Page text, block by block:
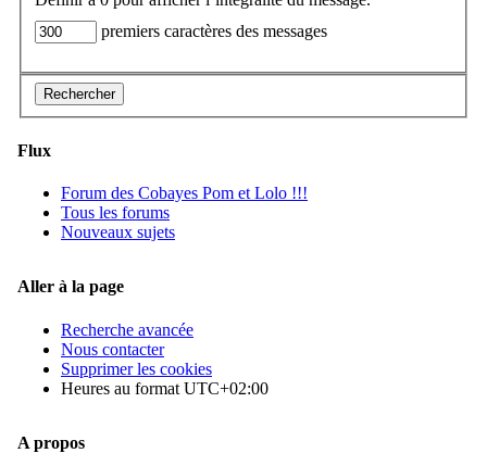
premiers caractères des messages
Flux
Forum des Cobayes Pom et Lolo !!!
Tous les forums
Nouveaux sujets
Aller à la page
Recherche avancée
Nous contacter
Supprimer les cookies
Heures au format UTC+02:00
A propos